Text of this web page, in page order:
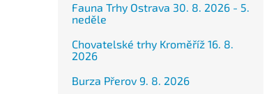
Fauna Trhy Ostrava 30. 8. 2026 - 5.
neděle
Chovatelské trhy Kroměříž 16. 8.
2026
Burza Přerov 9. 8. 2026